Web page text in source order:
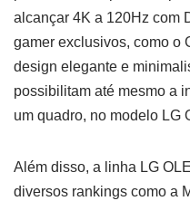
alcançar 4K a 120Hz com
gamer exclusivos, como o
design elegante e
possibilitam até mesmo a
um quadro, no modelo LG
Além disso, a linha LG
diversos rankings como a